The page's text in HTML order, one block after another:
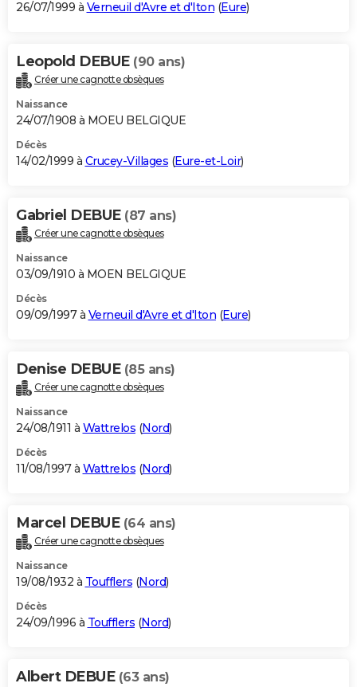
26/07/1999 à Verneuil d'Avre et d'Iton (Eure)
Leopold DEBUE (90 ans)
Créer une cagnotte obsèques
Naissance
24/07/1908 à MOEU BELGIQUE
Décès
14/02/1999 à Crucey-Villages (Eure-et-Loir)
Gabriel DEBUE (87 ans)
Créer une cagnotte obsèques
Naissance
03/09/1910 à MOEN BELGIQUE
Décès
09/09/1997 à Verneuil d'Avre et d'Iton (Eure)
Denise DEBUE (85 ans)
Créer une cagnotte obsèques
Naissance
24/08/1911 à Wattrelos (Nord)
Décès
11/08/1997 à Wattrelos (Nord)
Marcel DEBUE (64 ans)
Créer une cagnotte obsèques
Naissance
19/08/1932 à Toufflers (Nord)
Décès
24/09/1996 à Toufflers (Nord)
Albert DEBUE (63 ans)